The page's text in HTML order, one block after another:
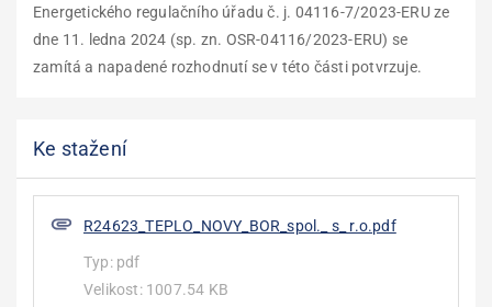
Energetického regulačního úřadu č. j. 04116-7/2023-ERU ze
dne 11. ledna 2024 (sp. zn. OSR-04116/2023-ERU) se
zamítá a napadené rozhodnutí se v této části potvrzuje.
Ke stažení
R24623_TEPLO_NOVY_BOR_spol._ s_ r.o.pdf
Typ: pdf
Velikost: 1007.54 KB